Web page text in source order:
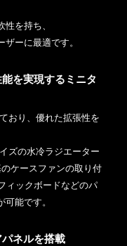
を持ち、
ーに最適です。
を実現するミニタ
おり、優れた拡張性を
ズの水冷ラジエーター
ケースファンの取り付
ィックボードなどのパ
能です。
ネルを搭載